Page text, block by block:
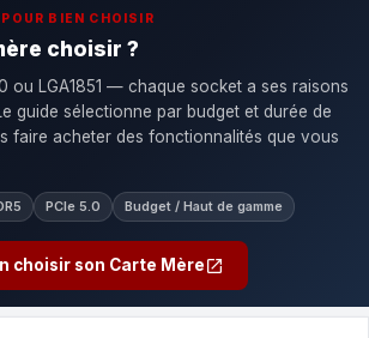
BIEN CHOISIR
choisir ?
ou LGA1851 — chaque socket a ses raisons
guide sélectionne par budget et durée de
faire acheter des fonctionnalités que vous
PCIe 5.0 Budget / Haut de gamme
choisir son Carte Mère